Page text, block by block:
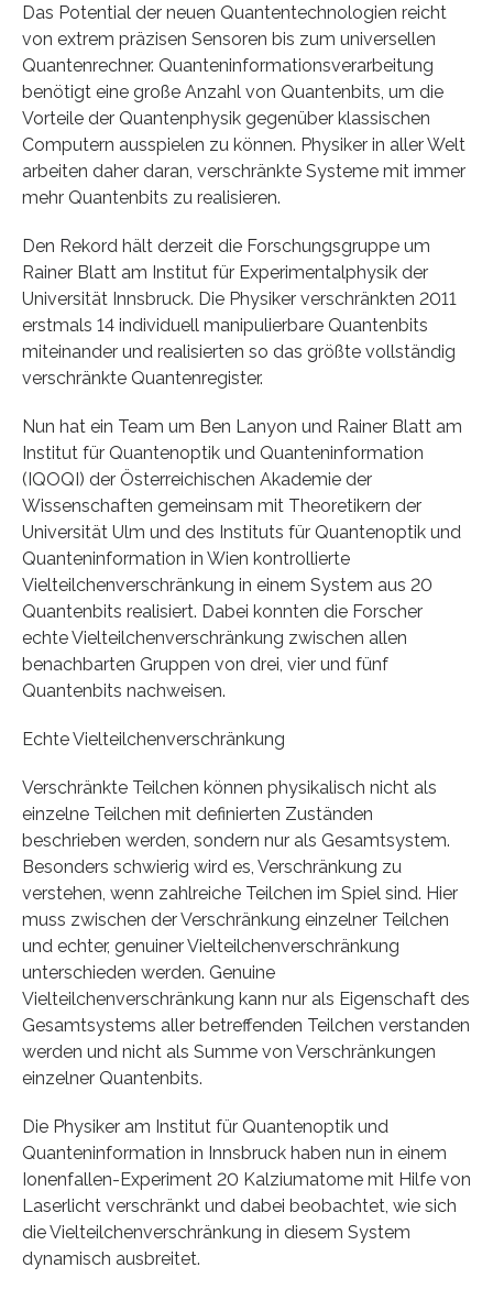
Das Potential der neuen Quantentechnologien reicht
von extrem präzisen Sensoren bis zum universellen
Quantenrechner. Quanteninformationsverarbeitung
benötigt eine große Anzahl von Quantenbits, um die
Vorteile der Quantenphysik gegenüber klassischen
Computern ausspielen zu können. Physiker in aller Welt
arbeiten daher daran, verschränkte Systeme mit immer
mehr Quantenbits zu realisieren.
Den Rekord hält derzeit die Forschungsgruppe um
Rainer Blatt am Institut für Experimentalphysik der
Universität Innsbruck. Die Physiker verschränkten 2011
erstmals 14 individuell manipulierbare Quantenbits
miteinander und realisierten so das größte vollständig
verschränkte Quantenregister.
Nun hat ein Team um Ben Lanyon und Rainer Blatt am
Institut für Quantenoptik und Quanteninformation
(IQOQI) der Österreichischen Akademie der
Wissenschaften gemeinsam mit Theoretikern der
Universität Ulm und des Instituts für Quantenoptik und
Quanteninformation in Wien kontrollierte
Vielteilchenverschränkung in einem System aus 20
Quantenbits realisiert. Dabei konnten die Forscher
echte Vielteilchenverschränkung zwischen allen
benachbarten Gruppen von drei, vier und fünf
Quantenbits nachweisen.
Echte Vielteilchenverschränkung
Verschränkte Teilchen können physikalisch nicht als
einzelne Teilchen mit definierten Zuständen
beschrieben werden, sondern nur als Gesamtsystem.
Besonders schwierig wird es, Verschränkung zu
verstehen, wenn zahlreiche Teilchen im Spiel sind. Hier
muss zwischen der Verschränkung einzelner Teilchen
und echter, genuiner Vielteilchenverschränkung
unterschieden werden. Genuine
Vielteilchenverschränkung kann nur als Eigenschaft des
Gesamtsystems aller betreffenden Teilchen verstanden
werden und nicht als Summe von Verschränkungen
einzelner Quantenbits.
Die Physiker am Institut für Quantenoptik und
Quanteninformation in Innsbruck haben nun in einem
Ionenfallen-Experiment 20 Kalziumatome mit Hilfe von
Laserlicht verschränkt und dabei beobachtet, wie sich
die Vielteilchenverschränkung in diesem System
dynamisch ausbreitet.